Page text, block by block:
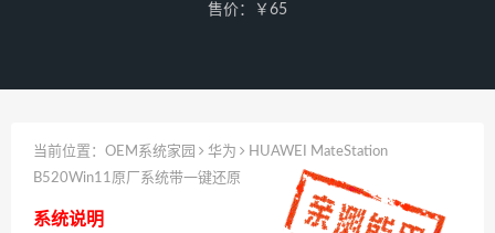
售价：￥65
当前位置： OEM系统家园 华为
HUAWEI MateStation
B520Win11原厂系统带一键还原
系统说明